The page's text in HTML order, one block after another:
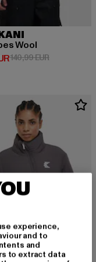
Wool
Preis: 84,59 EUR
140,99 EURAktionspreis:
experience,
and to
and
to extract data